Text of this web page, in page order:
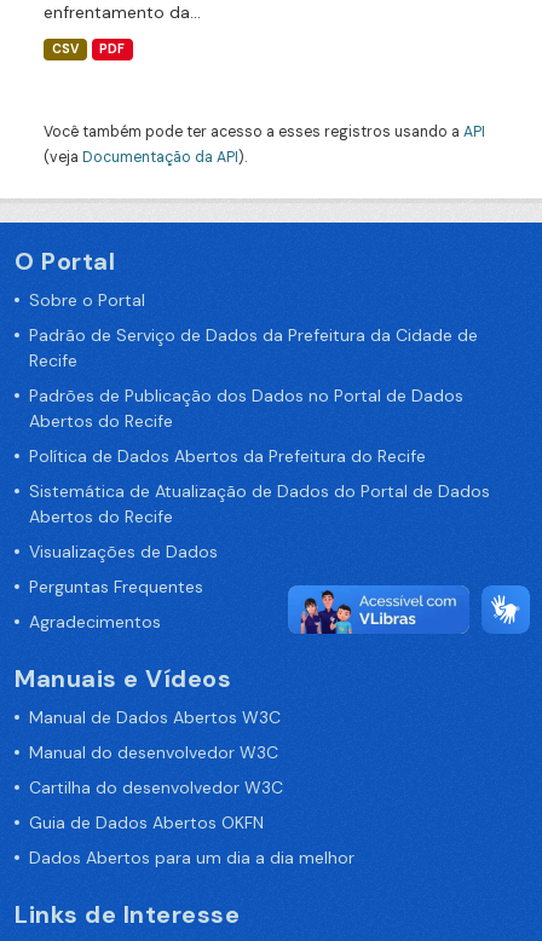
enfrentamento da...
CSV PDF
Você também pode ter acesso a esses registros usando a API
(veja Documentação da API).
O Portal
Sobre o Portal
Padrão de Serviço de Dados da Prefeitura da Cidade de
Recife
Padrões de Publicação dos Dados no Portal de Dados
Abertos do Recife
Política de Dados Abertos da Prefeitura do Recife
Sistemática de Atualização de Dados do Portal de Dados
Abertos do Recife
Visualizações de Dados
Perguntas Frequentes
Agradecimentos
Manuais e Vídeos
Manual de Dados Abertos W3C
Manual do desenvolvedor W3C
Cartilha do desenvolvedor W3C
Guia de Dados Abertos OKFN
Dados Abertos para um dia a dia melhor
Links de Interesse